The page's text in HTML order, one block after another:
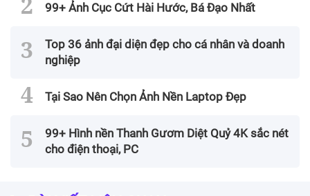
99+ Ảnh Cục Cứt Hài Hước, Bá Đạo Nhất
Top 36 ảnh đại diện đẹp cho cá nhân và doanh
nghiệp
Tại Sao Nên Chọn Ảnh Nền Laptop Đẹp
99+ Hình nền Thanh Gươm Diệt Quỷ 4K sắc nét
cho điện thoại, PC